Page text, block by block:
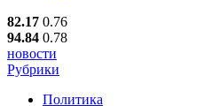
82.17 0.76
94.84 0.78
новости
Рубрики
Политика